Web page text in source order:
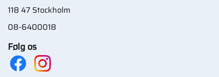
118 47 Stockholm
08-6400018
Følg os